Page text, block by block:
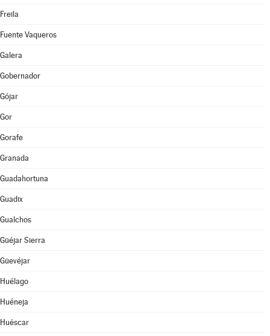
Freila
Fuente Vaqueros
Galera
Gobernador
Gójar
Gor
Gorafe
Granada
Guadahortuna
Guadix
Gualchos
Güéjar Sierra
Güevéjar
Huélago
Huéneja
Huéscar